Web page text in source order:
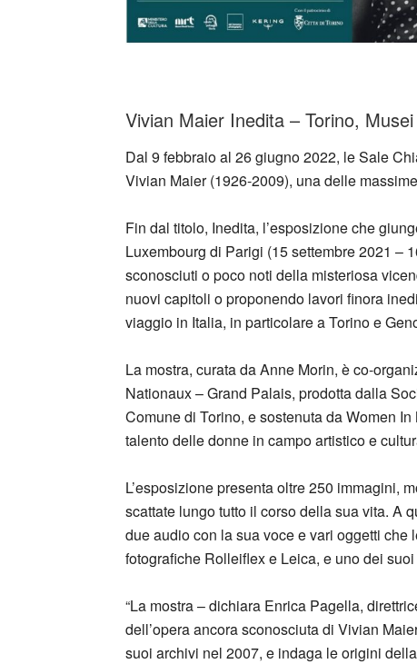
Vivian Maier Inedita – Torino,
Dal 9 febbraio al 26 giugno 2022, le Sale
Vivian Maier (1926-2009), una delle
Fin dal titolo, Inedita, l’esposizione che
Luxembourg di Parigi (15 settembre 2021 –
sconosciuti o poco noti della misteriosa
nuovi capitoli o proponendo lavori finora
viaggio in Italia, in particolare a Torino e
La mostra, curata da Anne Morin, è co-
Nationaux – Grand Palais, prodotta dalla
Comune di Torino, e sostenuta da Women
talento delle donne in campo artistico e
L’esposizione presenta oltre 250 immagini,
scattate lungo tutto il corso della sua vita. A
due audio con la sua voce e vari oggetti
fotografiche Rolleiflex e Leica, e uno dei
“La mostra – dichiara Enrica Pagella,
dell’opera ancora sconosciuta di Vivian
suoi archivi nel 2007, e indaga le origini